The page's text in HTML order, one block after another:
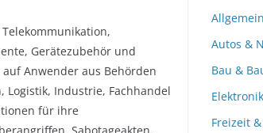
Gerätezubehör und
Anwender aus Behörden
Industrie, Fachhandel
für ihre
Allgemein
Autos &
Bau &
Freizeit